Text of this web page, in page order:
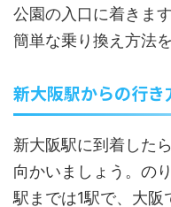
公園の入口に着きま
簡単な乗り換え方法
新大阪駅からの行き
新大阪駅に到着した
向かいましょう。の
駅までは1駅で、大阪